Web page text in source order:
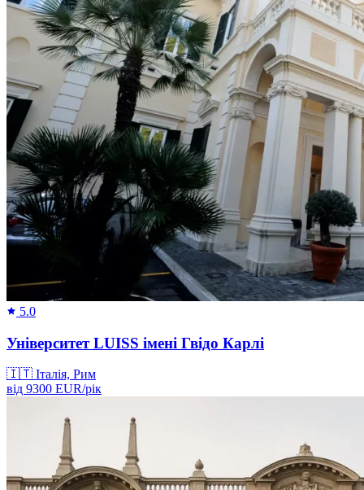
5.0
Університет LUISS імені Гвідо Карлі
🇮🇹 Італія, Рим
від 9300 EUR/рік